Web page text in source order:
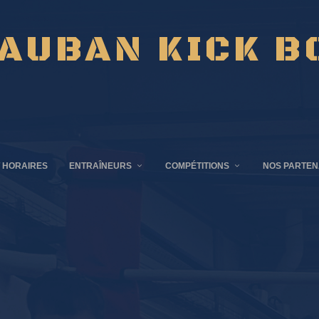
KICK
HORAIRES ENTRAÎNEURS COMPÉTITIONS NOS